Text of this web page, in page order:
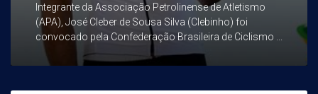
Integrante da Associação Petrolinense de Atletismo
(APA), José Cleber de Sousa Silva (Clebinho) foi
convocado pela Confederação Brasileira de Ciclismo ...